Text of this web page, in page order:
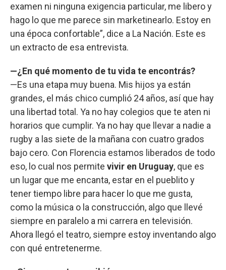
examen ni ninguna exigencia particular, me libero y
hago lo que me parece sin marketinearlo. Estoy en
una época confortable”, dice a La Nación. Este es
un extracto de esa entrevista.
—¿En qué momento de tu vida te encontrás?
—Es una etapa muy buena. Mis hijos ya están
grandes, el más chico cumplió 24 años, así que hay
una libertad total. Ya no hay colegios que te aten ni
horarios que cumplir. Ya no hay que llevar a nadie a
rugby a las siete de la mañana con cuatro grados
bajo cero. Con Florencia estamos liberados de todo
eso, lo cual nos permite vivir en Uruguay, que es
un lugar que me encanta, estar en el pueblito y
tener tiempo libre para hacer lo que me gusta,
como la música o la construcción, algo que llevé
siempre en paralelo a mi carrera en televisión.
Ahora llegó el teatro, siempre estoy inventando algo
con qué entretenerme.